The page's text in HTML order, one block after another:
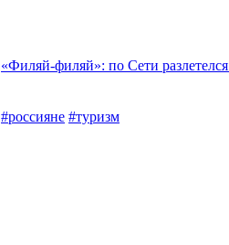
«Филяй-филяй»: по Сети
#россияне #туризм